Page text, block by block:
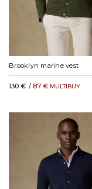
Brooklyn marine vest
130 € / 87 € MULTIBUY